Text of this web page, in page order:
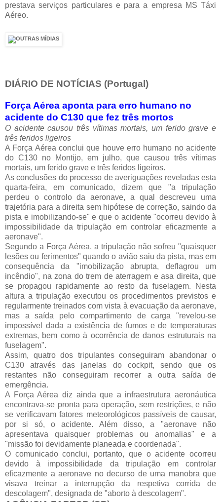
prestava serviços particulares e para a empresa MS Táxi
Aéreo.
DIÁRIO DE NOTÍCIAS (Portugal)
Força Aérea aponta para erro humano no
acidente do C130 que fez três mortos
O acidente causou três vítimas mortais, um ferido grave e
três feridos ligeiros
A Força Aérea conclui que houve erro humano no acidente
do C130 no Montijo, em julho, que causou três vítimas
mortais, um ferido grave e três feridos ligeiros.
As conclusões do processo de averiguações reveladas esta
quarta-feira, em comunicado, dizem que "a tripulação
perdeu o controlo da aeronave, a qual descreveu uma
trajetória para a direita sem hipótese de correção, saindo da
pista e imobilizando-se" e que o acidente "ocorreu devido à
impossibilidade da tripulação em controlar eficazmente a
aeronave".
Segundo a Força Aérea, a tripulação não sofreu "quaisquer
lesões ou ferimentos" quando o avião saiu da pista, mas em
consequência da "imobilização abrupta, deflagrou um
incêndio", na zona do trem de aterragem e asa direita, que
se propagou rapidamente ao resto da fuselagem. Nesta
altura a tripulação executou os procedimentos previstos e
regularmente treinados com vista à evacuação da aeronave,
mas a saída pelo compartimento de carga "revelou-se
impossível dada a existência de fumos e de temperaturas
extremas, bem como à ocorrência de danos estruturais na
fuselagem".
Assim, quatro dos tripulantes conseguiram abandonar o
C130 através das janelas do cockpit, sendo que os
restantes não conseguiram recorrer a outra saída de
emergência.
A Força Aérea diz ainda que a infraestrutura aeronáutica
encontrava-se pronta para operação, sem restrições, e não
se verificavam fatores meteorológicos passíveis de causar,
por si só, o acidente. Além disso, a "aeronave não
apresentava quaisquer problemas ou anomalias" e a
"missão foi devidamente planeada e coordenada".
O comunicado conclui, portanto, que o acidente ocorreu
devido à impossibilidade da tripulação em controlar
eficazmente a aeronave no decurso de uma manobra que
visava treinar a interrupção da respetiva corrida de
descolagem", designada de "aborto à descolagem".